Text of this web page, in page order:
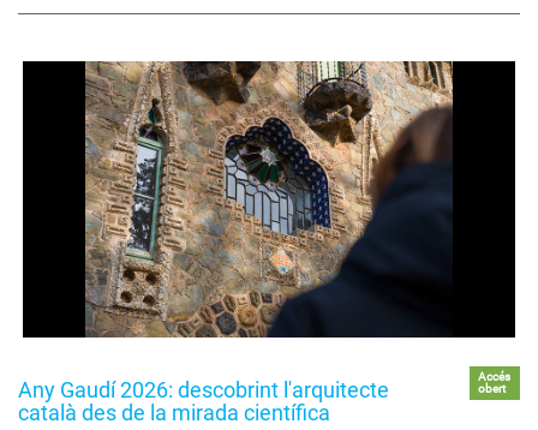
Any Gaudí 2026: descobrint l'arquitecte
català des de la mirada científica
Accés
obert